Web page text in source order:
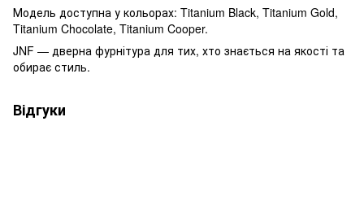
Модель доступна у кольорах: Titanium Black, Titanium Gold,
Titanium Chocolate, Titanium Cooper.
JNF — дверна фурнітура для тих, хто знається на якості та
обирає стиль.
Відгуки